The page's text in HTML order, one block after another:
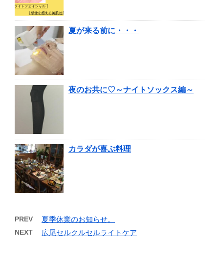
夏が来る前に・・・
夜のお共に♡～ナイトソックス編～
カラダが喜ぶ料理
PREV 夏季休業のお知らせ。
NEXT 広尾セルクルセルライトケア